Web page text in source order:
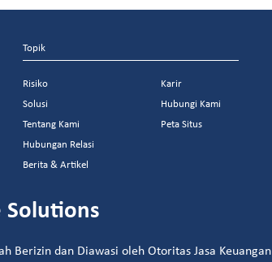
Topik
Risiko
Solusi
Tentang Kami
Hubungan Relasi
Berita & Artikel
Karir
Hubungi Kami
Peta Situs
Solutions
Berizin dan Diawasi oleh Otoritas Jasa Keuangan